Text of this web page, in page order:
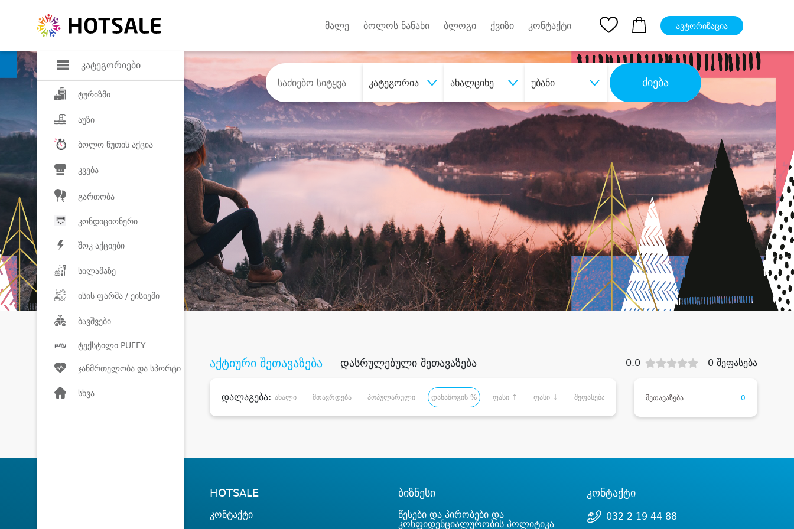
კატეგორიები
ტურიზმი
აუზი
ბოლო წუთის აქცია
კვება
გართობა
კონდიციონერი
შოკ აქციები
სილამაზე
ისის ფარმა / ეისიემი
ბავშვები
ტექსტილი PUFFY
ჯანმრთელობა და სპორტი
სხვა
მალე ბოლოს ნანახი ბლოგი ქვიზი კონტაქტი ავტორიზაცია
კატეგორია ახალციხე უბანი ძიება
შეიძინესასურველი მომსახურება დიდი დანაზოგით
აქტიური შეთავაზება დასრულებული შეთავაზება 0.0 0 შეფასება
დალაგება: ახალი მთავრდება პოპულარული დანაზოგის % ფასი ↑ ფასი ↓ შეფასება შეთავაზება 0
HOTSALE
კონტაქტი
ბიზნესი
წესები და პირობები და
კონფიდენციალურობის პოლიტიკა
კონტაქტი
032 2 19 44 88